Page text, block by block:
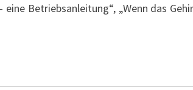
Betriebsanleitung“, „Wenn das